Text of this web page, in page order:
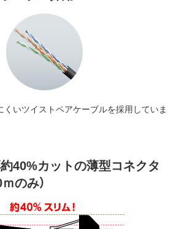
くいツイストペアケーブルを採用していま
40%カットの薄型コネクタ
のみ）